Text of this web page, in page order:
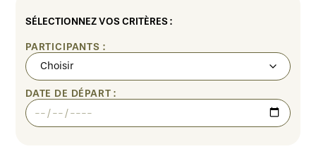
SÉLECTIONNEZ VOS CRITÈRES :
PARTICIPANTS :
DATE DE DÉPART :